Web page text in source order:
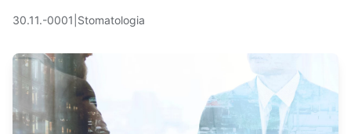
30.11.-0001 Stomatologia